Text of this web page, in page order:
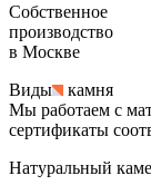
Собственное
производство
в Москве
Виды
камня
Мы работаем с
сертификаты
Натуральный